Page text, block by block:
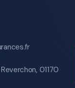
01170